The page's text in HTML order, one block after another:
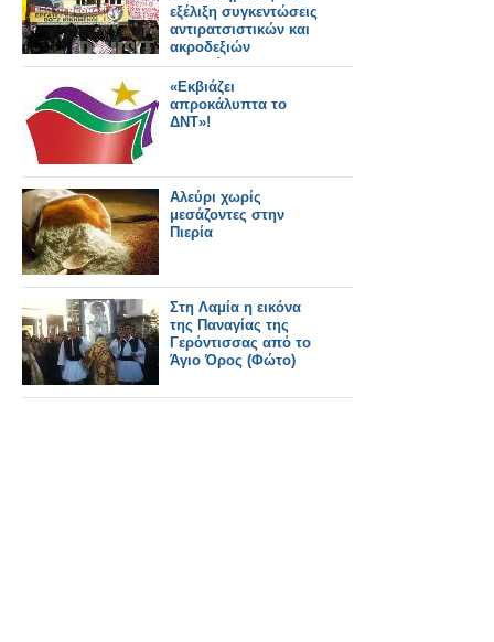
εξέλιξη συγκεντώσεις
αντιρατσιστικών και
ακροδεξιών
οργανώσεων
«Εκβιάζει
απροκάλυπτα το
ΔΝΤ»!
Αλεύρι χωρίς
μεσάζοντες στην
Πιερία
Στη Λαμία η εικόνα
της Παναγίας της
Γερόντισσας από το
Άγιο Όρος (Φώτο)